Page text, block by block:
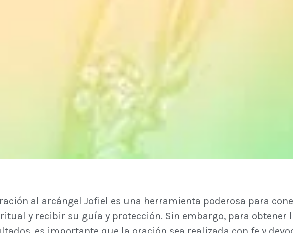
al arcángel Jofiel es una herramienta poderosa para
y recibir su guía y protección. Sin embargo, para obtener